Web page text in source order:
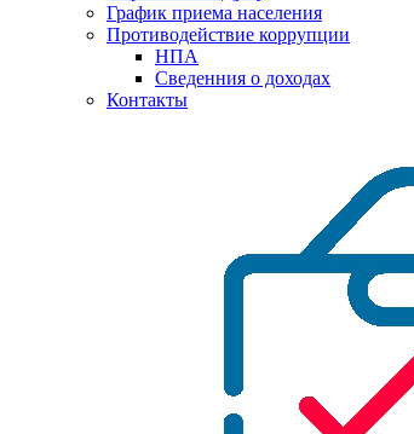
График приема населения
Противодействие коррупции
НПА
Сведенния о доходах
Контакты